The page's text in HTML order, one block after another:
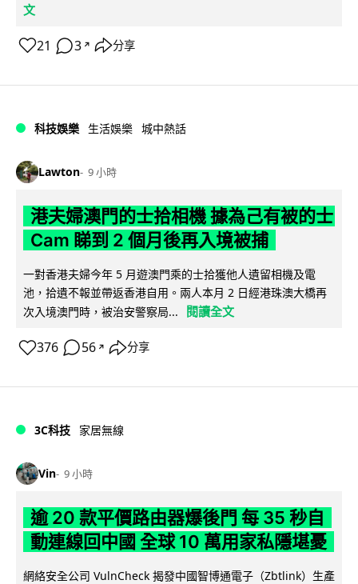
文
21 3 ↗ 分享
科技娛樂 生活娛樂 城中熱話
Lawton 9 小時
港夫婦澳門的士拾相機 據為己有被的士
Cam 睇到 2 個月後再入境被捕
一對香港夫婦今年 5 月遊澳門乘的士拾獲他人遺留相機及電
池，拾遺不報並帶返香港自用。兩人本月 2 日經港珠澳大橋再
次入境澳門時，被治安警察局...
閱讀全文
376 56 ↗ 分享
3C科技 家居無線
Vin 9 小時
逾 20 款平價路由器爆後門 每 35 秒自
動連線回中國 全球 10 萬用家私隱堪憂
網絡安全公司 VulnCheck 揭發中國智博通電子（Zbtlink）生產